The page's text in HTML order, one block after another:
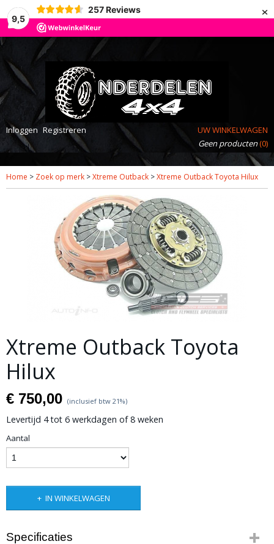
9,5
257 Reviews ×
Inloggen Registreren
UW WINKELWAGEN
Geen producten(0)
Home > Zoek op merk >Xtreme Outback >Xtreme Outback Toyota Hilux
Xtreme Outback Toyota
Hilux
€ 750,00 (inclusief btw 21%)
Levertijd 4 tot 6 werkdagen of 8 weken
Aantal
IN WINKELWAGEN
Specificaties